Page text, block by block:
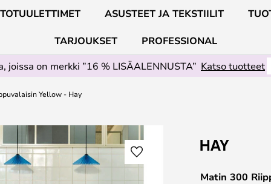
ASUSTEET JA TEKSTIILIT
TARJOUKSET
PROFESSIONAL
joissa on merkki ”16 % LISÄALENNUSTA” Katso tuotteet
Yellow - Hay
Matin 300